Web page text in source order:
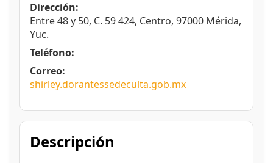
Dirección:
Entre 48 y 50, C. 59 424, Centro, 97000 Mérida,
Yuc.
Teléfono:
Correo:
shirley.dorantessedeculta.gob.mx
Descripción